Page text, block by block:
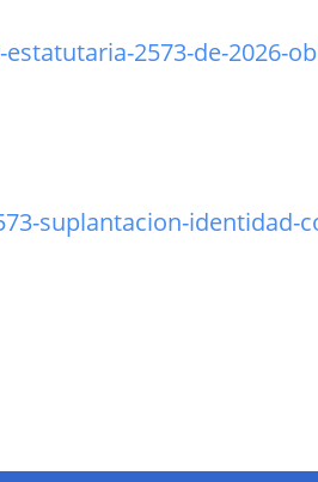
2573-de-2026-
suplantacion-identidad-